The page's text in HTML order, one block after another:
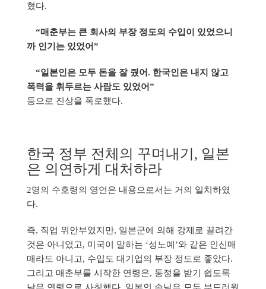
혔다.
“매춘부는 큰 회사의 부장 정도의 수입이 있었으니
까 인기는 있었어”
“일본인은 모두 돈을 잘 줬어. 한국인은 내지 않고
폭력을 휘두르는 사람도 있었어”
등으로 진상을 폭로했다.
한국 정부 전체의 꾸며내기, 일본
은 의연하게 대처하라
2명의 수호령의 영언은 내용으로서는 거의 일치하였
다.
즉, 직업 위안부였지만, 일본군에 의해 강제로 끌려간
것은 아니었고, 미국이 말하는 ‘성노예’와 같은 인신매
매라도 아니고, 수입도 대기업의 부장 정도로 좋았다.
그리고 매춘부를 시작한 연령은, 동정을 받기 쉽도록